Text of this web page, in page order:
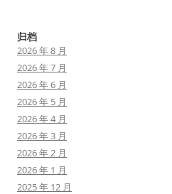
归档
2026 年 8 月
2026 年 7 月
2026 年 6 月
2026 年 5 月
2026 年 4 月
2026 年 3 月
2026 年 2 月
2026 年 1 月
2025 年 12 月